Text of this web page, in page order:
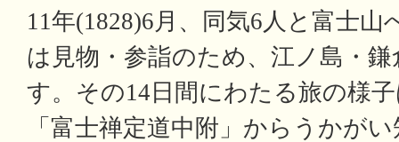
11年(1828)6月、同気6人と富士山
は見物・参詣のため、江ノ島・
す。その14日間にわたる旅の様
「富士禅定道中附」からうかが